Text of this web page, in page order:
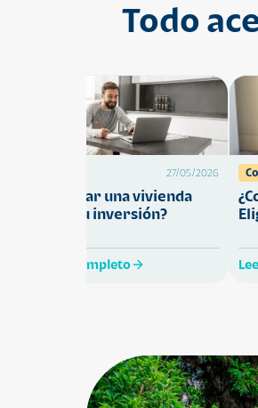
Todo
27/05/2026
comprar una vivienda
proteja tu inversión?
artículo completo